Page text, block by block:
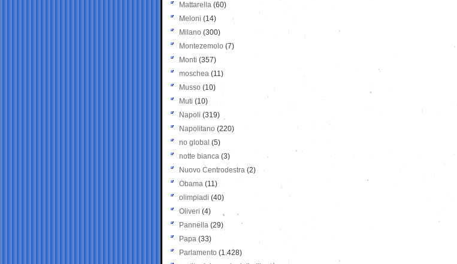
Mattarella (60)
Meloni (14)
Milano (300)
Montezemolo (7)
Monti (357)
moschea (11)
Musso (10)
Muti (10)
Napoli (319)
Napolitano (220)
no global (5)
notte bianca (3)
Nuovo Centrodestra (2)
Obama (11)
olimpiadi (40)
Oliveri (4)
Pannella (29)
Papa (33)
Parlamento (1.428)